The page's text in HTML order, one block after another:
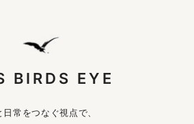
BIRDS EYE
日常をつなぐ視点で、